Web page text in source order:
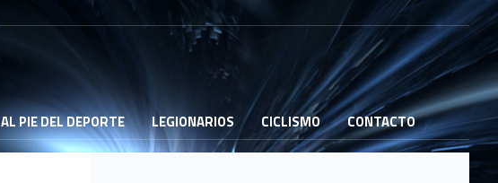
AL PIE DEL DEPORTE LEGIONARIOS CICLISMO CONTACTO